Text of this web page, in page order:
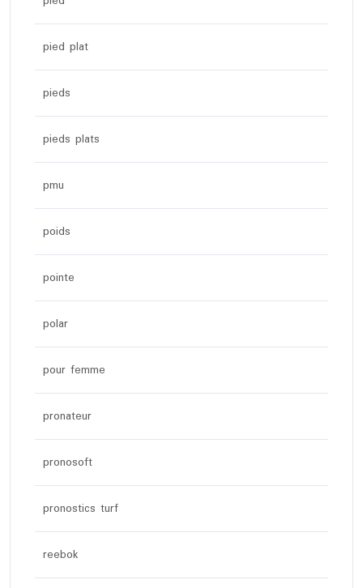
pied plat
pieds
pieds plats
pmu
poids
pointe
polar
pour femme
pronateur
pronosoft
pronostics turf
reebok